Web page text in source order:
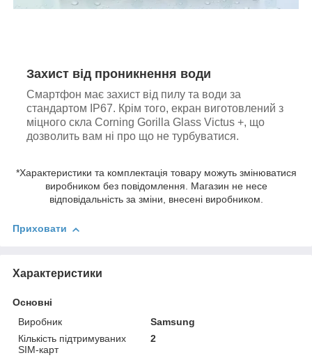
Захист від проникнення води
Смартфон має захист від пилу та води за
стандартом IP67. Крім того, екран виготовлений з
міцного скла Corning Gorilla Glass Victus +, що
дозволить вам ні про що не турбуватися.
*Характеристики та комплектація товару можуть змінюватися
виробником без повідомлення. Магазин не несе
відповідальність за зміни, внесені виробником.
Приховати
Характеристики
Основні
Виробник
Samsung
Кількість підтримуваних
SIM-карт
2